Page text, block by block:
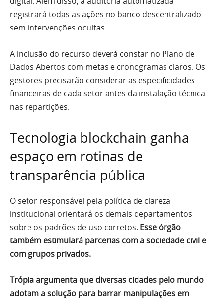
registrará todas as ações no banco descentralizado
sem intervenções ocultas.
A inclusão do recurso deverá constar no Plano de
Dados Abertos com metas e cronogramas claros. Os
gestores precisarão considerar as especificidades
financeiras de cada setor antes da instalação técnica
nas repartições.
Tecnologia blockchain ganha
espaço em rotinas de
transparência pública
O setor responsável pela política de clareza
institucional orientará os demais departamentos
sobre os padrões de uso corretos. Esse órgão
também estimulará parcerias com a sociedade civil e
com grupos privados.
Trópia argumenta que diversas cidades pelo mundo
adotam a solução para barrar manipulações em